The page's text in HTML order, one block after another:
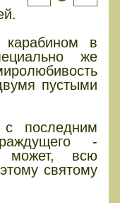
в
же
пустыми
последним
-
может, всю
святому